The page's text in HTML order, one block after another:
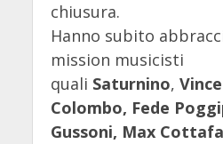
chiusura.
Hanno subito
mission musicisti
quali Saturnino,
Colombo, Fede
Gussoni, Max